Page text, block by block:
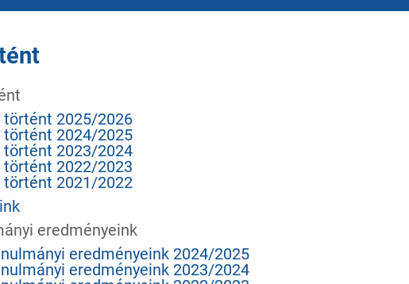
történt 2025/2026
történt 2024/2025
történt 2023/2024
történt 2022/2023
történt 2021/2022
eredményeink
eredményeink 2024/2025
eredményeink 2023/2024